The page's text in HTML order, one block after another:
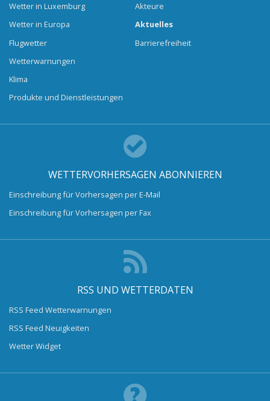
Wetter in Luxemburg
Wetter in Europa
Flugwetter
Wetterwarnungen
Klima
Produkte und Dienstleistungen
Akteure
Aktuelles
Barrierefreiheit
WETTERVORHERSAGEN ABONNIEREN
Einschreibung für Vorhersagen per E-Mail
Einschreibung für Vorhersagen per Fax
RSS UND WETTERDATEN
RSS Feed Wetterwarnungen
RSS Feed Neuigkeiten
Wetter Widget